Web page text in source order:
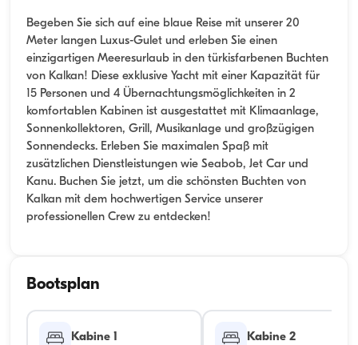
Begeben Sie sich auf eine blaue Reise mit unserer 20
Meter langen Luxus-Gulet und erleben Sie einen
einzigartigen Meeresurlaub in den türkisfarbenen Buchten
von Kalkan! Diese exklusive Yacht mit einer Kapazität für
15 Personen und 4 Übernachtungsmöglichkeiten in 2
komfortablen Kabinen ist ausgestattet mit Klimaanlage,
Sonnenkollektoren, Grill, Musikanlage und großzügigen
Sonnendecks. Erleben Sie maximalen Spaß mit
zusätzlichen Dienstleistungen wie Seabob, Jet Car und
Kanu. Buchen Sie jetzt, um die schönsten Buchten von
Kalkan mit dem hochwertigen Service unserer
professionellen Crew zu entdecken!
Bootsplan
Kabine 1 Kabine 2